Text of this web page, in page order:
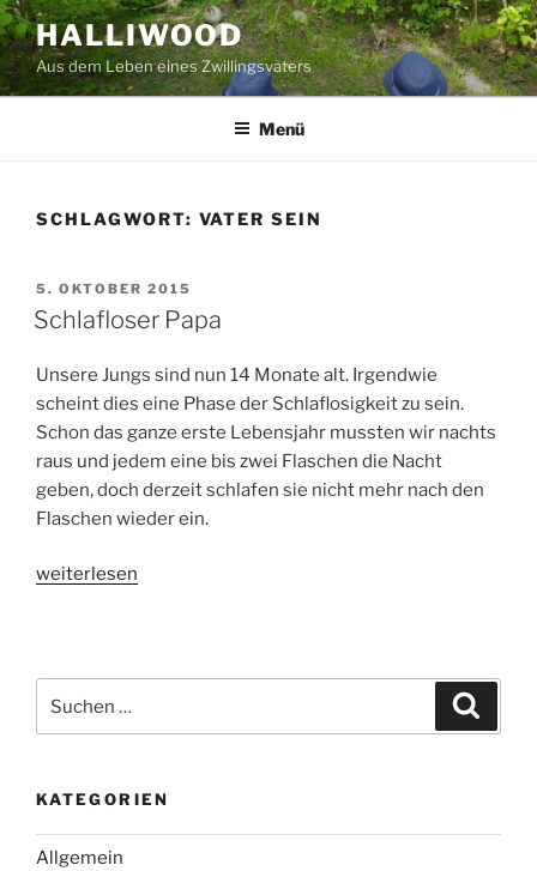
Zum
Inhalt
springen
HALLIWOOD
Aus dem Leben eines Zwillingsvaters
Menü
SCHLAGWORT: VATER SEIN
VERÖFFENTLICHT
AM
5. OKTOBER 2015
Schlafloser Papa
Unsere Jungs sind nun 14 Monate alt. Irgendwie
scheint dies eine Phase der Schlaflosigkeit zu sein.
Schon das ganze erste Lebensjahr mussten wir nachts
raus und jedem eine bis zwei Flaschen die Nacht
geben, doch derzeit schlafen sie nicht mehr nach den
Flaschen wieder ein.
„Schlafloser
weiterlesen
nach:
KATEGORIEN
Allgemein